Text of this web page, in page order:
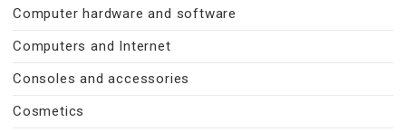
Computer hardware and software
Computers and Internet
Consoles and accessories
Cosmetics